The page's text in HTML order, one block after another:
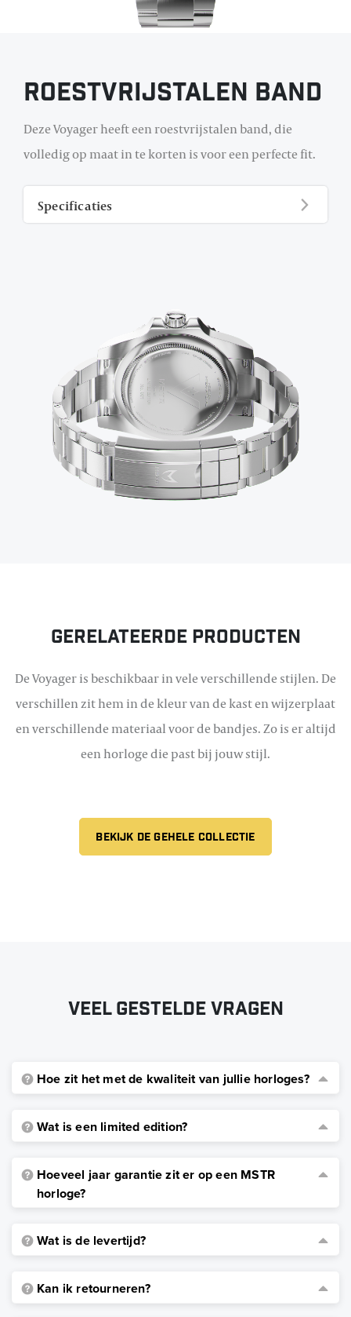
Roestvrijstalen band
Deze Voyager heeft een roestvrijstalen band, die
volledig op maat in te korten is voor een perfecte fit.
Specificaties
Gerelateerde producten
De Voyager is beschikbaar in vele verschillende stijlen. De
verschillen zit hem in de kleur van de kast en wijzerplaat
en verschillende materiaal voor de bandjes. Zo is er altijd
een horloge die past bij jouw stijl.
BEKIJK DE GEHELE COLLECTIE
Veel gestelde vragen
Hoe zit het met de kwaliteit van jullie horloges?
Wat is een limited edition?
Hoeveel jaar garantie zit er op een MSTR
horloge?
Wat is de levertijd?
Kan ik retourneren?